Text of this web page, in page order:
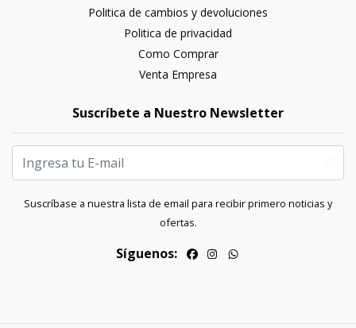
Politica de cambios y devoluciones
Politica de privacidad
Como Comprar
Venta Empresa
Suscríbete a Nuestro Newsletter
Suscríbase a nuestra lista de email para recibir primero noticias y
ofertas.
Síguenos: